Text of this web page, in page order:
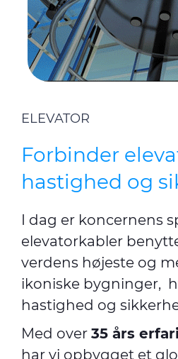
ELEVATOR
Forbinder
hastighed og
I dag er koncernens
elevatorkabler
verdens højeste og
ikoniske bygninger,
hastighed og
Med over 35 års
har vi opbygget et